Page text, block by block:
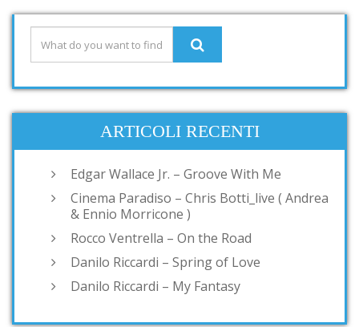
ARTICOLI RECENTI
Edgar Wallace Jr. – Groove With Me
Cinema Paradiso – Chris Botti_live ( Andrea
& Ennio Morricone )
Rocco Ventrella – On the Road
Danilo Riccardi – Spring of Love
Danilo Riccardi – My Fantasy